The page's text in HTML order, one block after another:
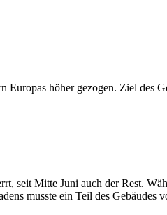
höher gezogen. Ziel des
seit Mitte Juni auch der Rest.
musste ein Teil des Gebäudes